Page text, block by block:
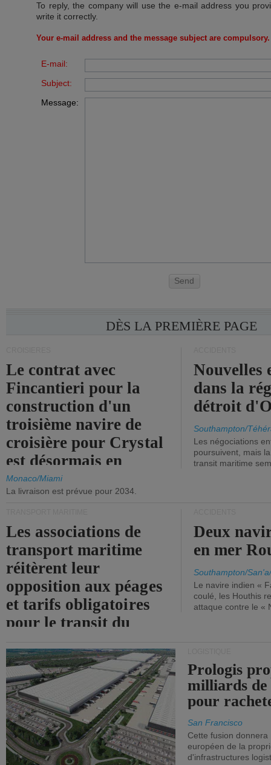
To reply, the company will use the e-mail address you
write it correctly.
Your e-mail address and the message subject are compulsory.
E-mail:
Subject:
Message:
Send
DÈS LA PREMIÈRE PAGE
Le contrat avec
Fincantieri pour la
construction d'un
troisième navire de
croisière pour Crystal
est désormais en
vigueur.
Monaco/Miami
La livraison est prévue pour 2034.
Nouvelles
dans la
détroit
Southampton/
Les négociations
poursuivent, mais
transit maritime
Les associations de
transport maritime
réitèrent leur
opposition aux péages
et tarifs obligatoires
pour le transit du
Deux
en mer
Southampton/
Le navire indien «
coulé, les Houthis
attaque contre le «
Prologis
milliards
pour
San Francisco
Cette fusion
européen de la
d'infrastructures